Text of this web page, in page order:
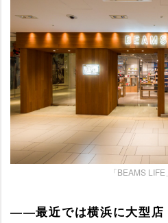
「BEAMS
――最近では横浜に大型店